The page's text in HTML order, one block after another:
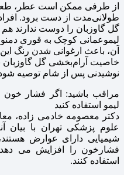
از طرفی ممکن است عطر،
طولانی‌مدت از دست برود.
گل گاوزبان را دوست ندارند هم
لیموعمانی کوچک به قوری
آن، باعث ارغوانی شدن رنگ
خاصیت آرام‌بخشی گل
نوشیدنی پس از شام توصیه
مراقب باشید: اگر فشار خون
لیمو استفاده کنید
دکتر معصومه خادمی زاده،
علوم پزشکی تهران با بیان
شیمیایی دارای عوارض
فشارخون را افزایش می دهد
استفاده کنند.